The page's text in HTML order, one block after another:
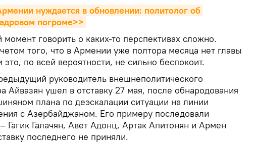
нуждается в обновлении: политолог об
погроме>>
говорить о каких-то перспективах сложно.
того, что в Армении уже полтора месяца нет главы
по всей вероятности, не сильно беспокоит.
руководитель внешнеполитического
Айвазян ушел в отставку 27 мая, после обнародования
плана по деэскалации ситуации на линии
с Азербайджаном. Его примеру последовали
Гагик Галачян, Авет Адонц, Артак Апитонян и Армен
последнего не приняли.